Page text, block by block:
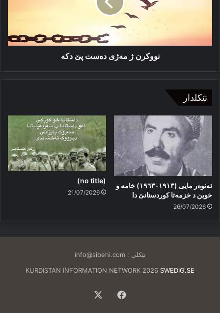
نووکرن ژ مەژی دەست پێ دکە
تێکلدار
ئەنوەر مایی (١٩١٣-١٩٦٣) خامە و
خوین د خزمەتا کوردستانێ دا
26/07/2026
(no title)
21/07/2026
تێکلی :info@sibehi.com
KURDISTAN INFORMATION NETWORK 2026 SWEDIG.SE
Facebook